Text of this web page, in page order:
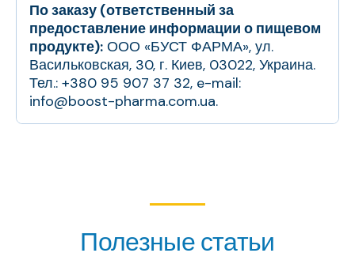
По заказу (ответственный за
предоставление информации о пищевом
продукте): ООО «БУСТ ФАРМА», ул.
Васильковская, 30, г. Киев, 03022, Украина.
Тел.: +380 95 907 37 32, e-mail:
info@boost-pharma.com.ua.
Полезные статьи